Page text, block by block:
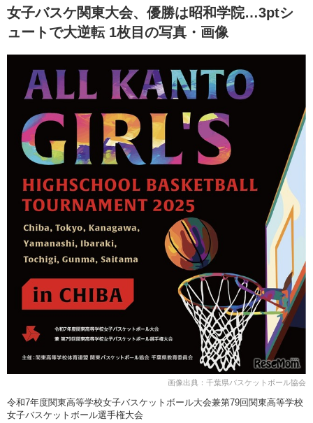
女子バスケ関東大会、優勝は昭和学院…3ptシ
ュートで大逆転 1枚目の写真・画像
画像出典：千葉県バスケットボール協会
令和7年度関東高等学校女子バスケットボール大会兼第79回関東高等学校
女子バスケットボール選手権大会